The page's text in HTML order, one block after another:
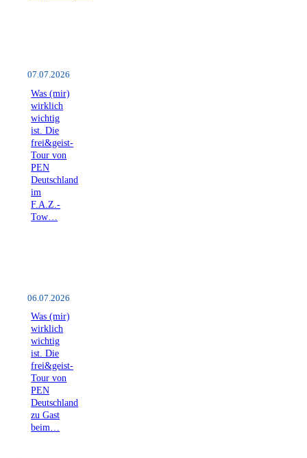
07.07.2026
Was (mir)
wirklich
wichtig
ist. Die
frei&geist-
Tour von
PEN
Deutschland
im
F.A.Z.-
Tow…
06.07.2026
Was (mir)
wirklich
wichtig
ist. Die
frei&geist-
Tour von
PEN
Deutschland
zu Gast
beim…